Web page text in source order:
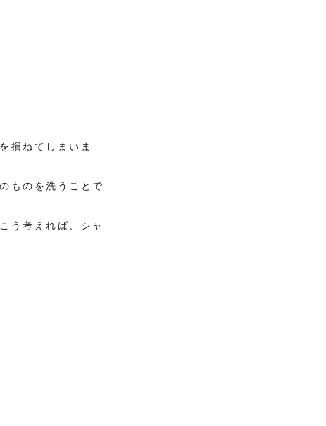
損ねてしまいま
ものを洗うことで
う考えれば、シャ